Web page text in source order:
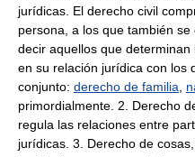
jurídicas. El derecho civil
persona, a los que también se
decir aquellos que
en su relación jurídica con los
conjunto: derecho de familia
primordialmente. 2. Derecho
regula las relaciones entre
jurídicas. 3. Derecho de